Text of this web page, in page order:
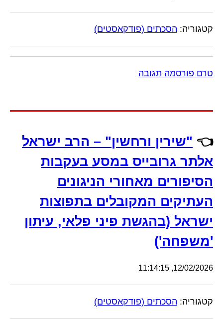
קטגוריה: הסכתים (פודקאסטים)
טרם פורסמה תגובה
👈 "שירין ורחשין" – הרב ישראל
אלתר גרובייס במסע בעקבות
הסיפורים מאחורי הניגונים
העתיקים המקובלים בתפוצות
ישראל (בהגשת פיני פלאי, עיתון
'משפחה')
12/02/2026, 11:14:15
קטגוריה: הסכתים (פודקאסטים)